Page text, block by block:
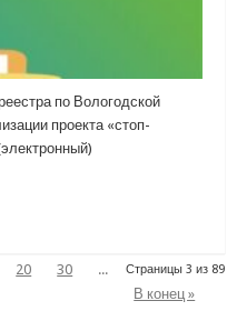
по Вологодской
проекта «стоп-
Страницы 3 из 89
20 30
...
В конец »